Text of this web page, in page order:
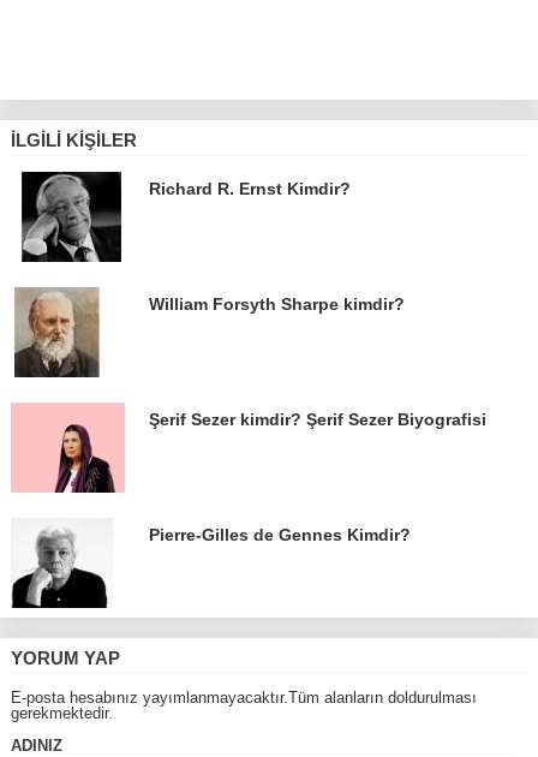
İLGILI KIŞILER
Richard R. Ernst Kimdir?
William Forsyth Sharpe kimdir?
Şerif Sezer kimdir? Şerif Sezer Biyografisi
Pierre-Gilles de Gennes Kimdir?
YORUM YAP
E-posta hesabınız yayımlanmayacaktır.Tüm alanların doldurulması
gerekmektedir.
ADINIZ